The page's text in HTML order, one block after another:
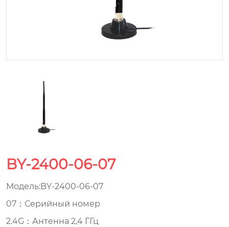
BY-2400-06-07
Модель:BY-2400-06-07
07：Серийный номер
2.4G：Антенна 2,4 ГГц